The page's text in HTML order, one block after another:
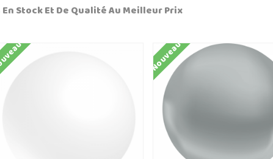
Stock Et De Qualité Au Meilleur Prix
Nouveau